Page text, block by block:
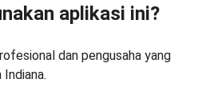
aplikasi ini?
dan pengusaha yang